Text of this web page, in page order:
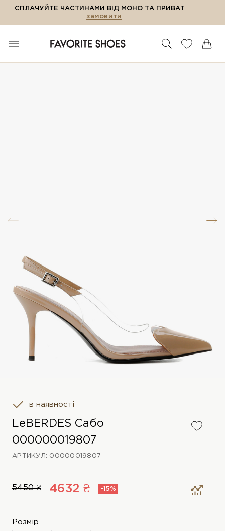
СПЛАЧУЙТЕ ЧАСТИНАМИ ВІД МОНО ТА ПРИВАТ
замовити
в наявності
LeBERDES Сабо
000000019807
АРТИКУЛ: 00000019807
5450 ₴ 4632 ₴ -15%
Розмір